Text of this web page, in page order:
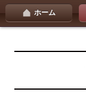
ホーム